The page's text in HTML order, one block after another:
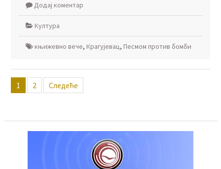
Додај коментар
Култура
књижевно вече, Крагујевац, Песмом против бомби
Пагинација
чланака
1 2 Следеће